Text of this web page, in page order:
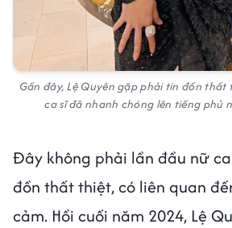
Gần đây, Lệ Quyên gặp phải tin đồn
ca sĩ đã nhanh chóng lên tiếng phủ
Đây không phải lần đầu nữ
đồn thất thiệt, có liên quan
cảm. Hồi cuối năm 2024, Lệ